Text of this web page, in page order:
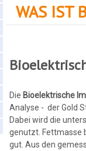
WAS IST
Die Bioelektrische
Analyse - der Gold
Dabei wird die
genutzt. Fettmasse
gut. Aus den